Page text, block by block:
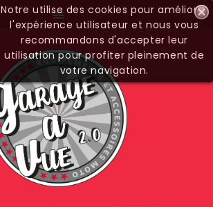

Notre utilise des cookies pour améliorer
l'expérience utilisateur et nous vous
recommandons d'accepter leur
utilisation pour profiter pleinement de
votre navigation.